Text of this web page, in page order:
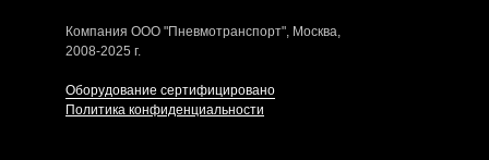
Компания ООО "Пневмотранспорт", Москва,
2008-2025 г.
Оборудование сертифицировано
Политика конфиденциальности